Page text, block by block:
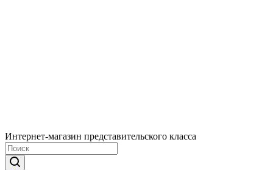
Интернет-магазин представительского класса